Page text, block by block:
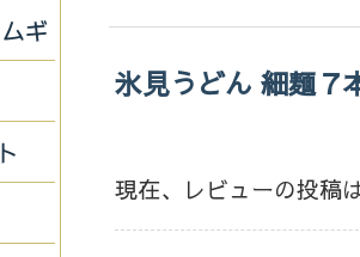
氷見うどん 細麺７
現在、レビューの投稿